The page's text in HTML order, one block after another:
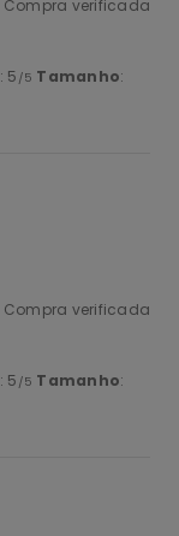
Compra verificada
: 5 /5 Tamanho:
Compra verificada
: 5 /5 Tamanho: